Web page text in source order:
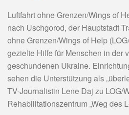
Luftfahrt ohne Grenzen/Wings of
nach Uschgorod, der Hauptstadt
ohne Grenzen/Wings of Help
gezielte Hilfe für Menschen in der
geschundenen Ukraine.
sehen die Unterstützung als
TV-Journalistin Lene Daj zu LOG/
Rehabilitationszentrum „Weg des